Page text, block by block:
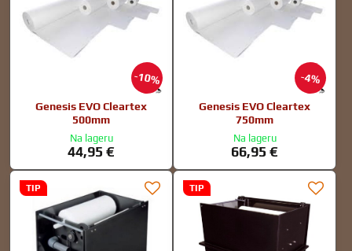
10%
Genesis EVO Cleartex
500mm
Na lageru
44,95 €
4%
Genesis EVO Cleartex
750mm
Na lageru
66,95 €
TIP TIP